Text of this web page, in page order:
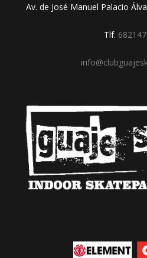
Av. de José Manuel Palacio
Tlf.